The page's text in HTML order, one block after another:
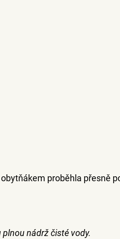
proběhla přesně
nádrž čisté vody.